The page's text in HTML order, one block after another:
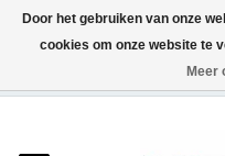
Door het gebruiken van onze
cookies om onze website te
Meer